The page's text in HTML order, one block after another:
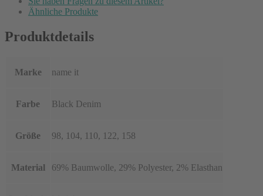
Ähnliche Produkte
Produktdetails
Marke name it
Farbe Black Denim
Größe 98, 104, 110, 122, 158
Material 69% Baumwolle, 29% Polyester, 2% Elasthan